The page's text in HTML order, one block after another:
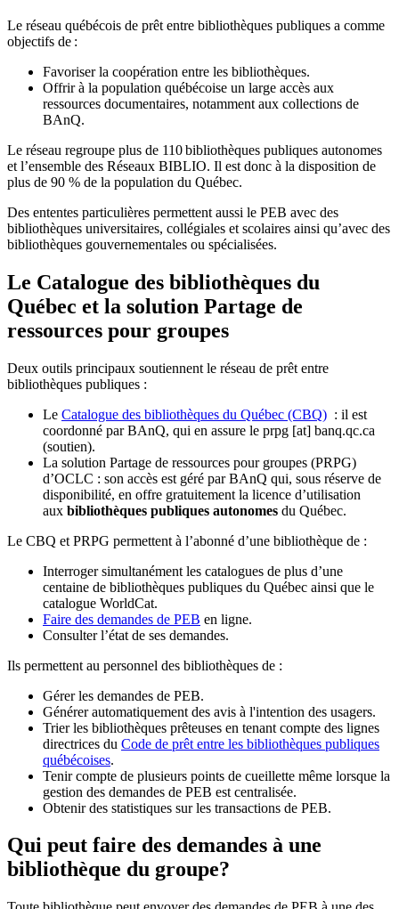
Le réseau québécois de prêt entre bibliothèques publiques a comme
objectifs de :
Favoriser la coopération entre les bibliothèques.
Offrir à la population québécoise un large accès aux
ressources documentaires, notamment aux collections de
BAnQ.
Le réseau regroupe plus de 110bibliothèques publiques autonomes
et l’ensemble des Réseaux BIBLIO. Il est donc à la disposition de
plus de 90 % de la population du Québec.
Des ententes particulières permettent aussi le PEB avec des
bibliothèques universitaires, collégiales et scolaires ainsi qu’avec des
bibliothèques gouvernementales ou spécialisées.
Le Catalogue des bibliothèques du
Québec et la solution Partage de
ressources pour groupes
Deux outils principaux soutiennent le réseau de prêt entre
bibliothèques publiques :
Le Catalogue des bibliothèques du Québec (CBQ) : il est
coordonné par BAnQ, qui en assure le prpg [at] banq.qc.ca
(soutien).
La solution Partage de ressources pour groupes (PRPG)
d’OCLC : son accès est géré par BAnQ qui, sous réserve de
disponibilité, en offre gratuitement la licence d’utilisation
aux bibliothèques publiques autonomes du Québec.
Le CBQ et PRPG permettent à l’abonné d’une bibliothèque de :
Interroger simultanément les catalogues de plus d’une
centaine de bibliothèques publiques du Québec ainsi que le
catalogue WorldCat.
Faire des demandes de PEB en ligne.
Consulter l’état de ses demandes.
Ils permettent au personnel des bibliothèques de :
Gérer les demandes de PEB.
Générer automatiquement des avis à l'intention des usagers.
Trier les bibliothèques prêteuses en tenant compte des lignes
directrices du Code de prêt entre les bibliothèques publiques
québécoises.
Tenir compte de plusieurs points de cueillette même lorsque la
gestion des demandes de PEB est centralisée.
Obtenir des statistiques sur les transactions de PEB.
Qui peut faire des demandes à une
bibliothèque du groupe?